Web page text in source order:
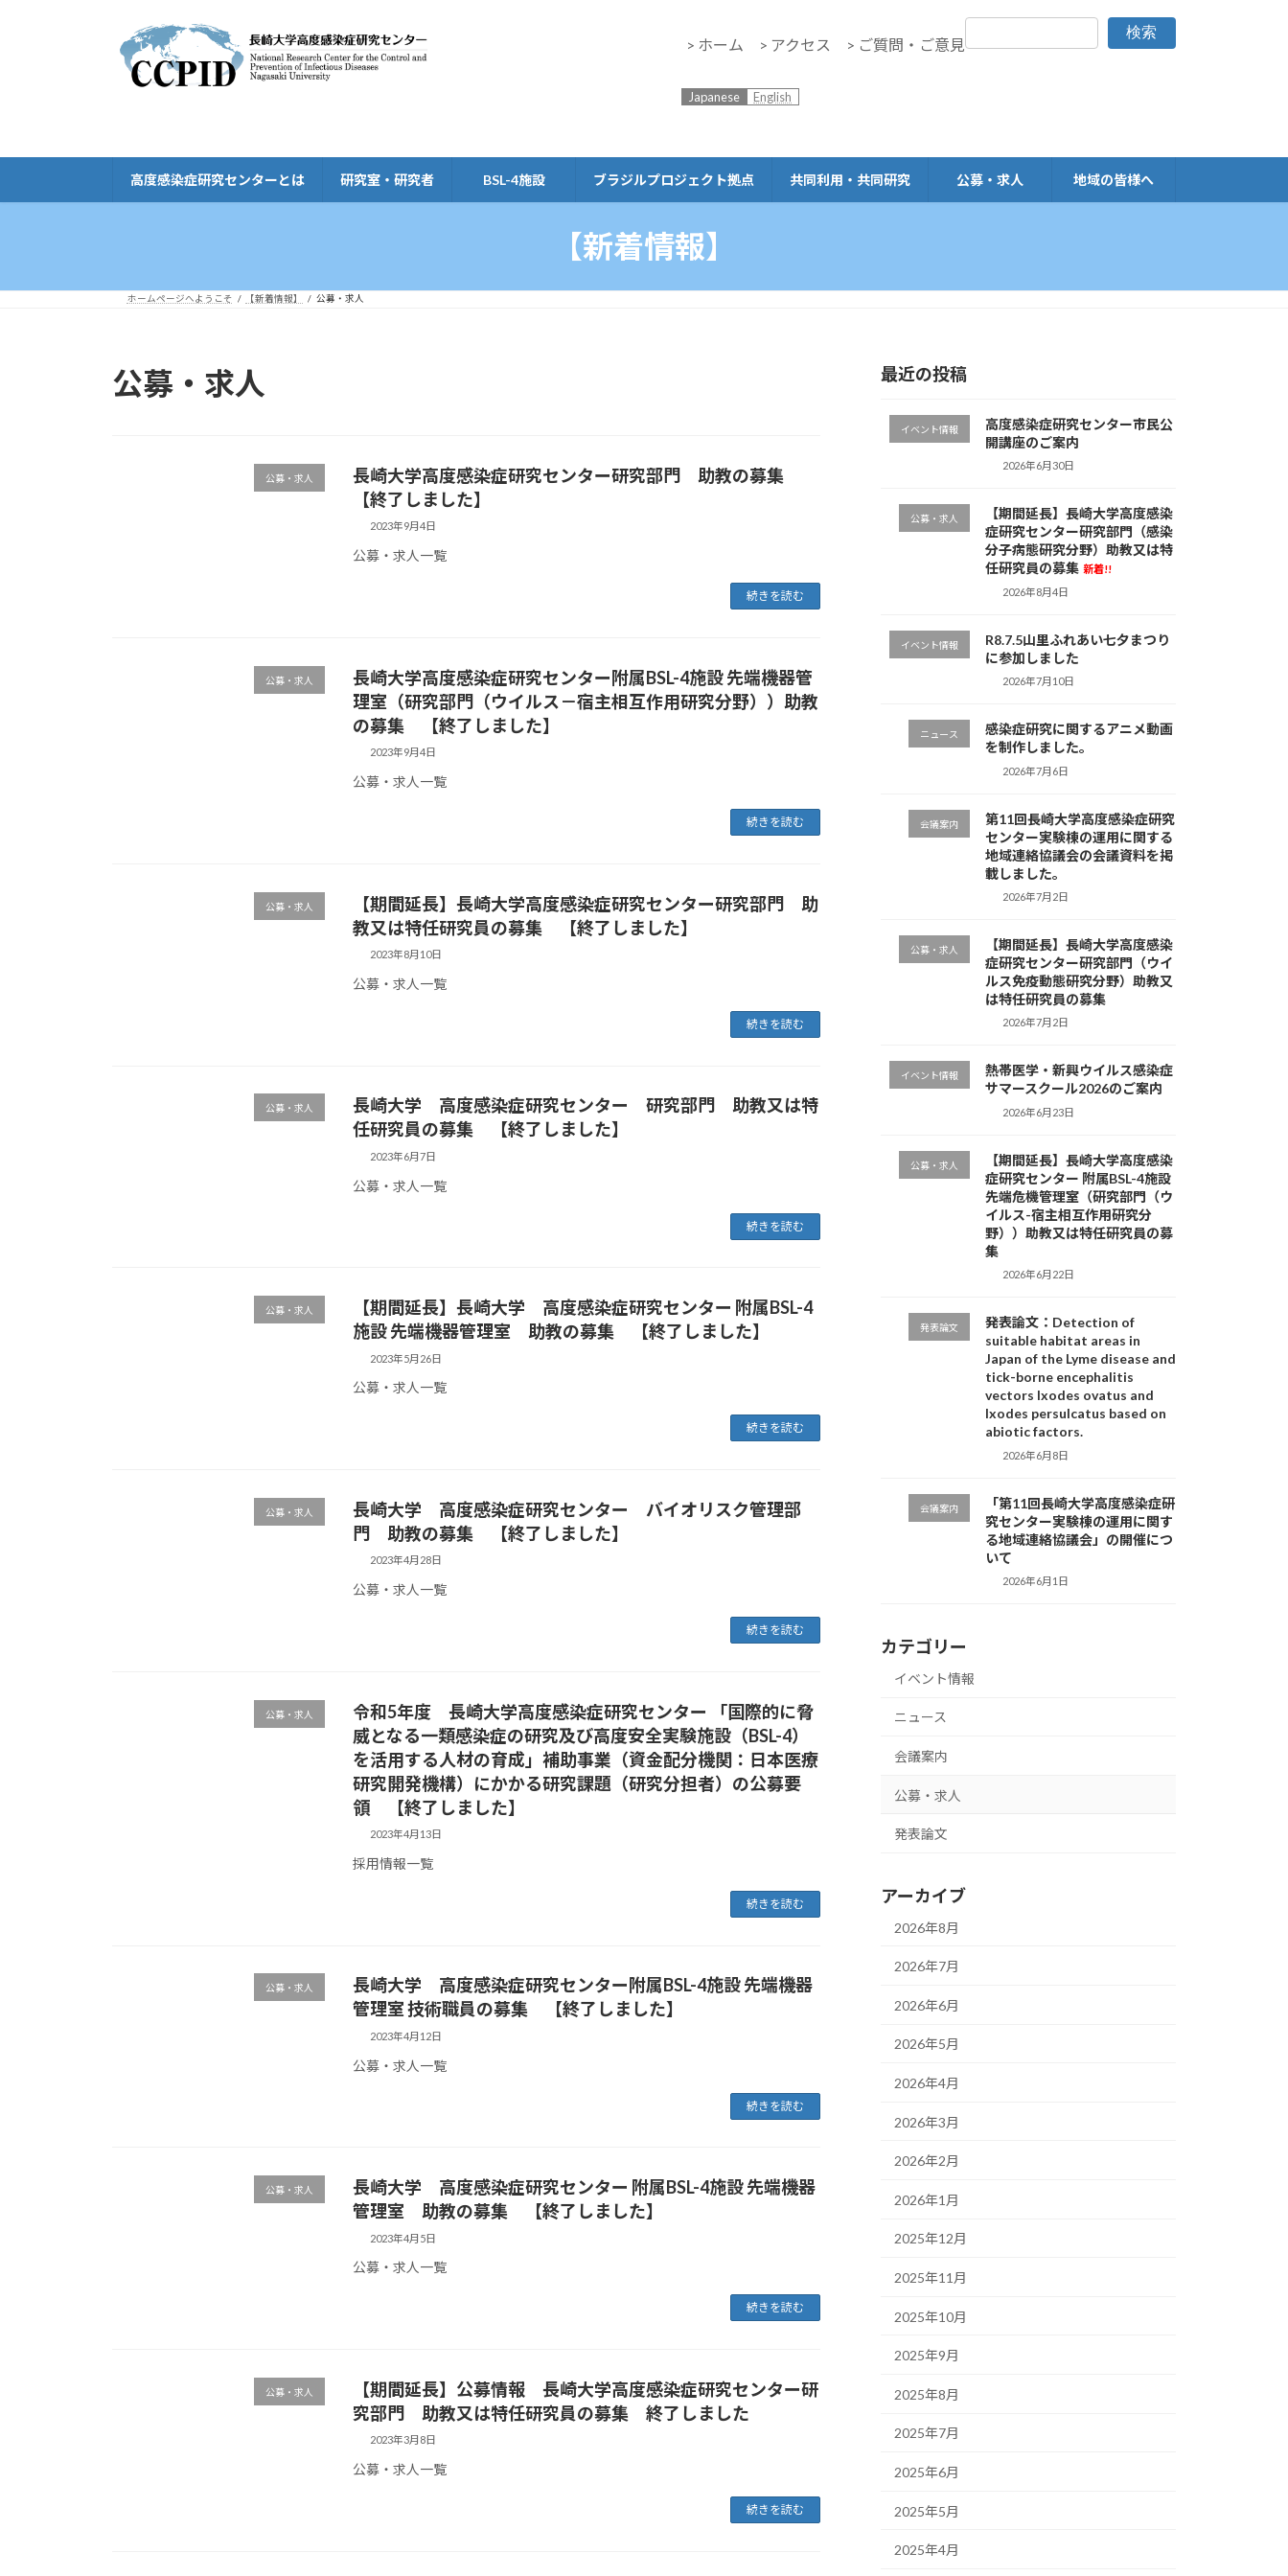
> ホーム > アクセス > ご質問・ご意見
Japanese English
検索
高度感染症研究センターとは 研究室・研究者 BSL-4施設 ブラジルプロジェクト拠点 共同利用・共同研究 公募・求人 地域の皆様へ
【新着情報】
ホームページへようこそ 【新着情報】 公募・求人
公募・求人
公募・求人
長崎大学高度感染症研究センター研究部門 助教の募集
【終了しました】
2023年9月4日
公募・求人一覧
続きを読む
公募・求人
長崎大学高度感染症研究センター附属BSL-4施設 先端機器管
理室（研究部門（ウイルス－宿主相互作用研究分野））助教
の募集 【終了しました】
2023年9月4日
公募・求人一覧
続きを読む
公募・求人
【期間延長】長崎大学高度感染症研究センター研究部門 助
教又は特任研究員の募集 【終了しました】
2023年8月10日
公募・求人一覧
続きを読む
公募・求人
長崎大学 高度感染症研究センター 研究部門 助教又は特
任研究員の募集 【終了しました】
2023年6月7日
公募・求人一覧
続きを読む
公募・求人
【期間延長】長崎大学 高度感染症研究センター 附属BSL-4
施設 先端機器管理室 助教の募集 【終了しました】
2023年5月26日
公募・求人一覧
続きを読む
公募・求人
長崎大学 高度感染症研究センター バイオリスク管理部
門 助教の募集 【終了しました】
2023年4月28日
公募・求人一覧
続きを読む
公募・求人
令和5年度 長崎大学高度感染症研究センター 「国際的に脅
威となる一類感染症の研究及び高度安全実験施設（BSL-4）
を活用する人材の育成」補助事業（資金配分機関：日本医療
研究開発機構）にかかる研究課題（研究分担者）の公募要
領 【終了しました】
2023年4月13日
採用情報一覧
続きを読む
公募・求人
長崎大学 高度感染症研究センター附属BSL-4施設 先端機器
管理室 技術職員の募集 【終了しました】
2023年4月12日
公募・求人一覧
続きを読む
公募・求人
長崎大学 高度感染症研究センター 附属BSL-4施設 先端機器
管理室 助教の募集 【終了しました】
2023年4月5日
公募・求人一覧
続きを読む
公募・求人
【期間延長】公募情報 長崎大学高度感染症研究センター研
究部門 助教又は特任研究員の募集 終了しました
2023年3月8日
公募・求人一覧
続きを読む
最近の投稿
イベント情報
高度感染症研究センター市民公
開講座のご案内
2026年6月30日
公募・求人
【期間延長】長崎大学高度感染
症研究センター研究部門（感染
分子病態研究分野）助教又は特
任研究員の募集 新着!!
2026年8月4日
イベント情報
R8.7.5山里ふれあい七夕まつり
に参加しました
2026年7月10日
ニュース
感染症研究に関するアニメ動画
を制作しました。
2026年7月6日
会議案内
第11回長崎大学高度感染症研究
センター実験棟の運用に関する
地域連絡協議会の会議資料を掲
載しました。
2026年7月2日
公募・求人
【期間延長】長崎大学高度感染
症研究センター研究部門（ウイ
ルス免疫動態研究分野）助教又
は特任研究員の募集
2026年7月2日
イベント情報
熱帯医学・新興ウイルス感染症
サマースクール2026のご案内
2026年6月23日
公募・求人
【期間延長】長崎大学高度感染
症研究センター 附属BSL-4施設
先端危機管理室（研究部門（ウ
イルス-宿主相互作用研究分
野））助教又は特任研究員の募
集
2026年6月22日
発表論文
発表論文：Detection of
suitable habitat areas in
Japan of the Lyme disease and
tick-borne encephalitis
vectors Ixodes ovatus and
Ixodes persulcatus based on
abiotic factors.
2026年6月8日
会議案内
「第11回長崎大学高度感染症研
究センター実験棟の運用に関す
る地域連絡協議会」の開催につ
いて
2026年6月1日
カテゴリー
イベント情報
ニュース
会議案内
公募・求人
発表論文
アーカイブ
2026年8月
2026年7月
2026年6月
2026年5月
2026年4月
2026年3月
2026年2月
2026年1月
2025年12月
2025年11月
2025年10月
2025年9月
2025年8月
2025年7月
2025年6月
2025年5月
2025年4月